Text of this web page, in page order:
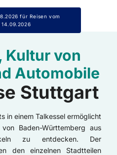
für Reisen vom
14.09.2026
Kultur von
Automobile
Stuttgart
in einem Talkessel ermöglicht
Baden-Württemberg aus
zu entdecken. Der
den einzelnen Stadtteilen